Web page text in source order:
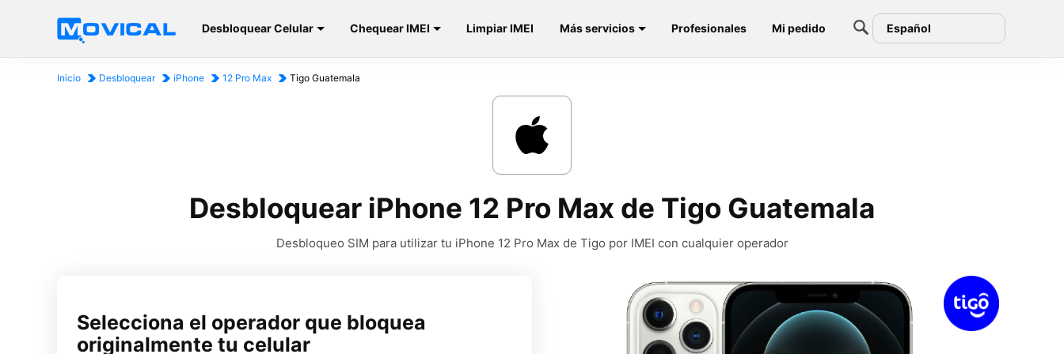
Desbloquear Celular Chequear IMEI Limpiar IMEI Más servicios Profesionales Mi pedido Español
Inicio Desbloquear iPhone 12 Pro Max Tigo Guatemala
Desbloquear iPhone 12 Pro Max de Tigo Guatemala
Desbloqueo SIM para utilizar tu iPhone 12 Pro Max de Tigo por IMEI con cualquier operador
Selecciona el operador que bloquea
originalmente tu celular